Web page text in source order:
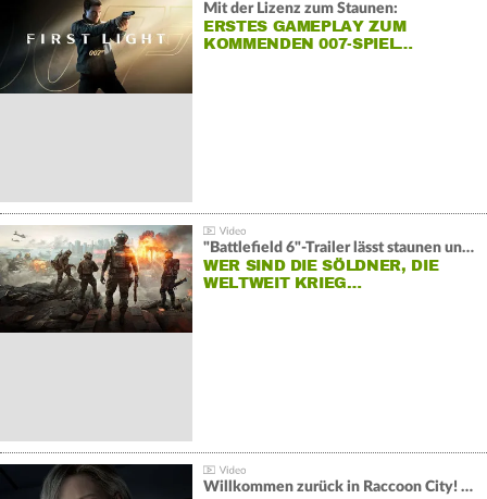
Mit der Lizenz zum Staunen:
ERSTES GAMEPLAY ZUM
KOMMENDEN 007-SPIEL…
"Battlefield 6"-Trailer lässt staunen und rätseln:
WER SIND DIE SÖLDNER, DIE
WELTWEIT KRIEG…
Willkommen zurück in Raccoon City! "Resident Evil: